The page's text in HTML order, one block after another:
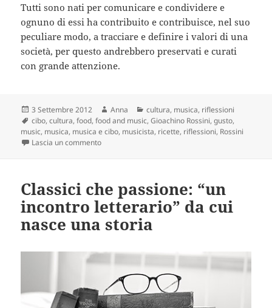
Tutti sono nati per comunicare e condividere e
ognuno di essi ha contribuito e contribuisce, nel suo
peculiare modo, a tracciare e definire i valori di una
società, per questo andrebbero preservati e curati
con grande attenzione.
Scritto
il
3 Settembre 2012 Autore
Anna Categorie
cultura, musica, riflessioni
Tag
cibo,cultura,food,food and music,Gioachino Rossini,gusto,
music, musica, musica e cibo, musicista, ricette, riflessioni, Rossini
Lascia un commentosu Tra musica, gusto e letteratura: l’insalata di
Classici che passione: “un
incontro letterario” da cui
nasce una storia